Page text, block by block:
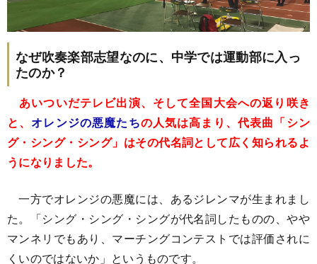
なぜ吹奏楽部志望なのに、中学では運動部に入っ
たのか？
あいついだテレビ出演、そして全国大会への返り咲き
と、 オレンジの悪魔たちの人気は高まり、代表曲「シン
グ・シング・シング」はその代名詞として広く知られるよ
うになりました。
一方でオレンジの悪魔には、あるジレンマが生まれまし
た。「シング・シング・シングが代名詞したものの、やや
マンネリでもあり、マーチングコンテストでは評価されに
くいのではないか」というものです。